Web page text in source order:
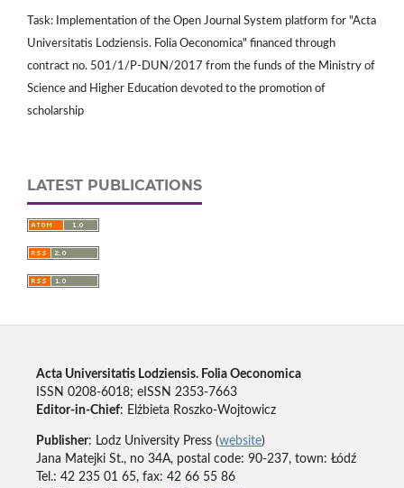
Task: Implementation of the Open Journal System platform for "Acta
Universitatis Lodziensis. Folia Oeconomica" financed through
contract no. 501/1/P-DUN/2017 from the funds of the Ministry of
Science and Higher Education devoted to the promotion of
scholarship
LATEST PUBLICATIONS
Acta Universitatis Lodziensis. Folia Oeconomica
ISSN 0208-6018; eISSN 2353-7663
Editor-in-Chief: Elżbieta Roszko-Wojtowicz
Publisher: Lodz University Press (website)
Jana Matejki St., no 34A, postal code: 90-237, town: Łódź
Tel.: 42 235 01 65, fax: 42 66 55 86